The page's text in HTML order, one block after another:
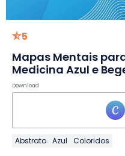
5
Mapas Mentais
Medicina Azul e
Download
Abstrato Azul Coloridos